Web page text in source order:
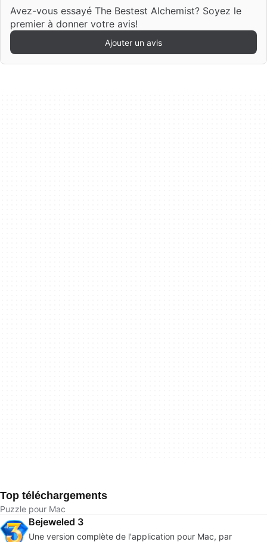
Avez-vous essayé The Bestest Alchemist? Soyez le
premier à donner votre avis!
Ajouter un avis
Top téléchargements
Puzzle pour Mac
Bejeweled 3
Une version complète de l'application pour Mac, par